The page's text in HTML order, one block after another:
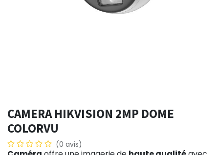
CAMERA HIKVISION 2MP DOME
COLORVU
(0 avis)